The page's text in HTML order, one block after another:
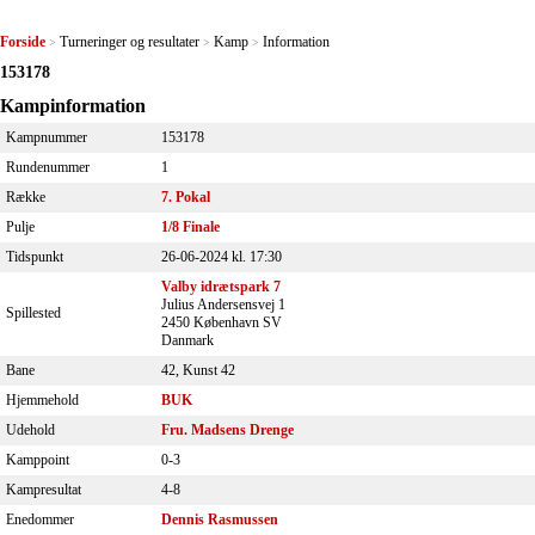
Forside > Turneringer og resultater > Kamp > Information
153178
Kampinformation
Kampnummer
153178
Rundenummer
1
Række
7. Pokal
Pulje
1/8 Finale
Tidspunkt
26-06-2024 kl. 17:30
Spillested
Valby idrætspark 7
Julius Andersensvej 1
2450 København SV
Danmark
Bane
42, Kunst 42
Hjemmehold
BUK
Udehold
Fru. Madsens Drenge
Kamppoint
0-3
Kampresultat
4-8
Enedommer
Dennis Rasmussen